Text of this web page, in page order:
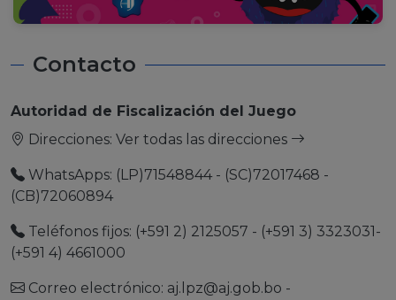
Contacto
Autoridad de Fiscalización del Juego
Direcciones: Ver todas las direcciones
WhatsApps: (LP)71548844 - (SC)72017468 -
(CB)72060894
Teléfonos fijos: (+591 2) 2125057 - (+591 3) 3323031-
(+591 4) 4661000
Correo electrónico: aj.lpz@aj.gob.bo -